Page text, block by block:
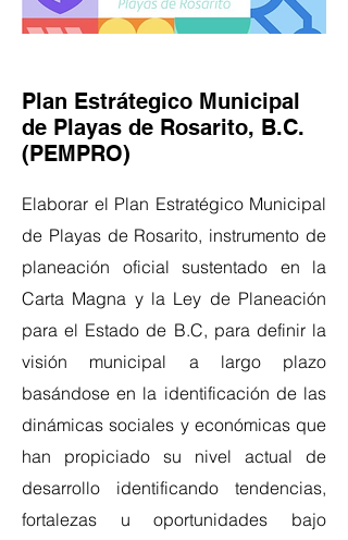
Plan Estrátegico Municipal
de Playas de Rosarito, B.C.
(PEMPRO)
Elaborar el Plan Estratégico Municipal
de Playas de Rosarito, instrumento de
planeación oficial sustentado en la
Carta Magna y la Ley de Planeación
para el Estado de B.C, para definir la
visión municipal a largo plazo
basándose en la identificación de las
dinámicas sociales y económicas que
han propiciado su nivel actual de
desarrollo identificando tendencias,
fortalezas u oportunidades bajo